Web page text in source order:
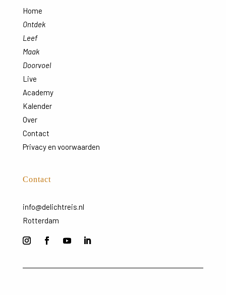
Home
Ontdek
Leef
Maak
Doorvoel
Live
Academy
Kalender
Over
Contact
Privacy en voorwaarden
Contact
info@delichtreis.nl
Rotterdam